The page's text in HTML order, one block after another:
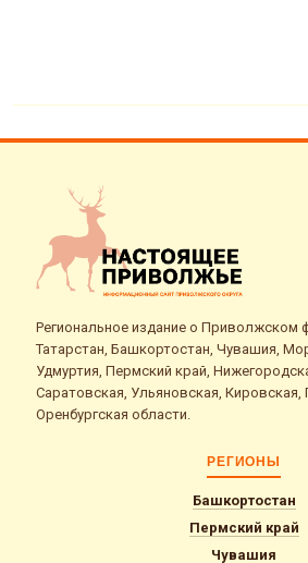
Региональное издание о Приволжском
Татарстан, Башкортостан, Чувашия,
Удмуртия, Пермский край,
Саратовская, Ульяновская, Кировская,
Оренбургская области.
РЕГИОНЫ
Башкортостан
Пермский край
Чувашия